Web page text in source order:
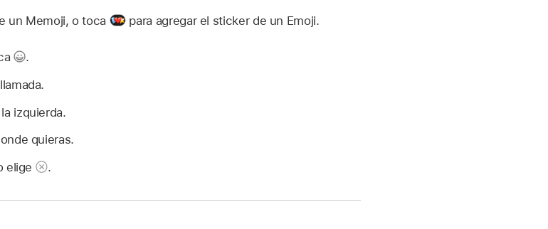
un Memoji, o toca para agregar el sticker de un Emoji.
.
izquierda.
quieras.
elige
.